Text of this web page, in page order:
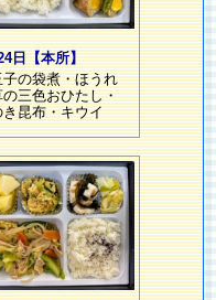
日【本所】
子の袋煮・ほうれ
の三色おひたし・
き昆布・キウイ